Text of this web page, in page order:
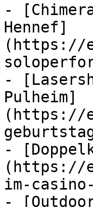
-
Hennef]
(https://
-
Pulheim]
(https://
-
(https://
im-
-